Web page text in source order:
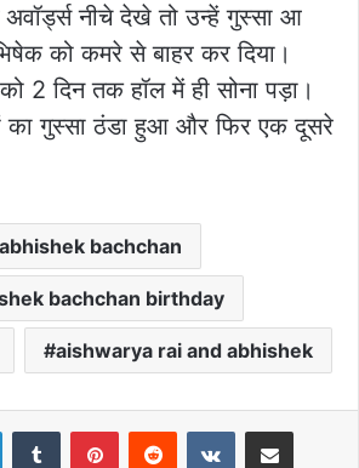
नीचे देखे तो उन्हें गुस्सा आ
को कमरे से बाहर कर दिया।
2 दिन तक हॉल में ही सोना पड़ा।
का गुस्सा ठंडा हुआ और फिर एक दूसरे
abhishek bachchan
bachchan birthday
aishwarya rai and abhishek
LinkedInTumblr PinterestReddit VKontakteShare via Email